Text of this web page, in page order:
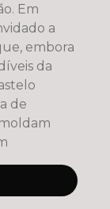
Em
a
embora
da
de